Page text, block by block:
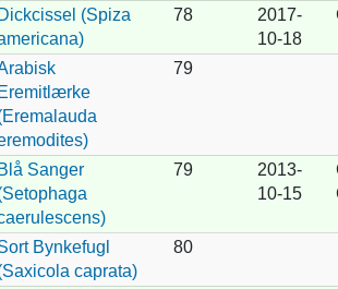
Dickcissel (Spiza
78
2017-
10-18
Eremitlærke
79
Blå Sanger
79
2013-
10-15
Bynkefugl
caprata)
80